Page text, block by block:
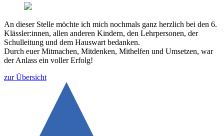
An dieser Stelle möchte ich mich nochmals ganz herzlich bei den 6.
Klässler:innen, allen anderen Kindern, den Lehrpersonen, der
Schulleitung und dem Hauswart bedanken.
Durch euer Mitmachen, Mitdenken, Mithelfen und Umsetzen, war
der Anlass ein voller Erfolg!
zur Übersicht